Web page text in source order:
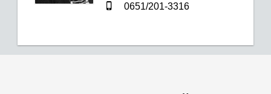
0651/201-3316